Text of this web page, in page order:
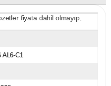
fiyata dahil olmayıp,
AL6-C1